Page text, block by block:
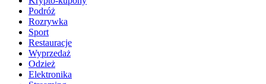
Podróż
Rozrywka
Sport
Restauracje
Wyprzedaż
Odzież
Elektronika